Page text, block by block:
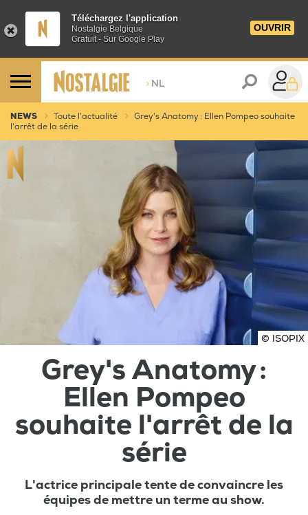
Téléchargez l'application
Nostalgie Belgique
Gratuit - Sur Google Play
OUVRIR
> NL
NEWS Toute l'actualité
Grey's Anatomy : Ellen Pompeo souhaite
l'arrêt de la série
© ISOPIX
Grey's Anatomy :
Ellen Pompeo
souhaite l'arrêt de la
série
L'actrice principale tente de convaincre les
équipes de mettre un terme au show.